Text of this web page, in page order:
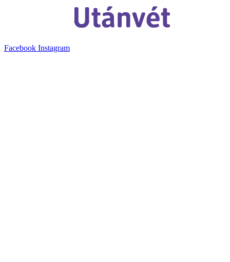
Facebook Instagram